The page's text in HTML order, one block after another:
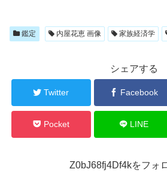
鑑定 内屋花恵 画像 家族経済学
シェアする
Twitter Facebook
Pocket LINE
Z0bJ68fj4Df4kをフォ